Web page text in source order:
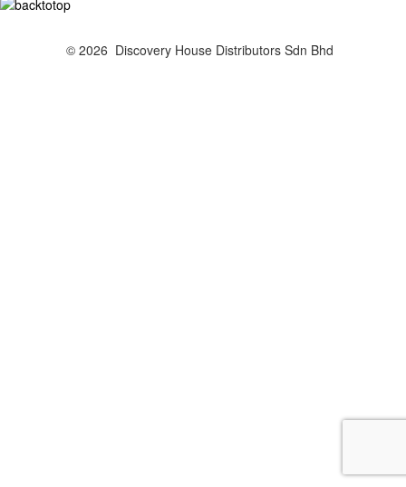
© 2026 Discovery House Distributors Sdn Bhd